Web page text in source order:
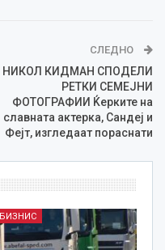
СЛЕДНО
НИКОЛ КИДМАН СПОДЕЛИ
РЕТКИ СЕМЕЈНИ
ФОТОГРАФИИ Ќерките на
славната актерка, Сандеј и
Фејт, изгледаат пораснати
БИЗНИС